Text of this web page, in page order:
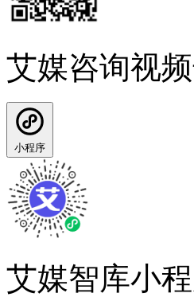
艾媒咨询视
小程序
艾媒智库小